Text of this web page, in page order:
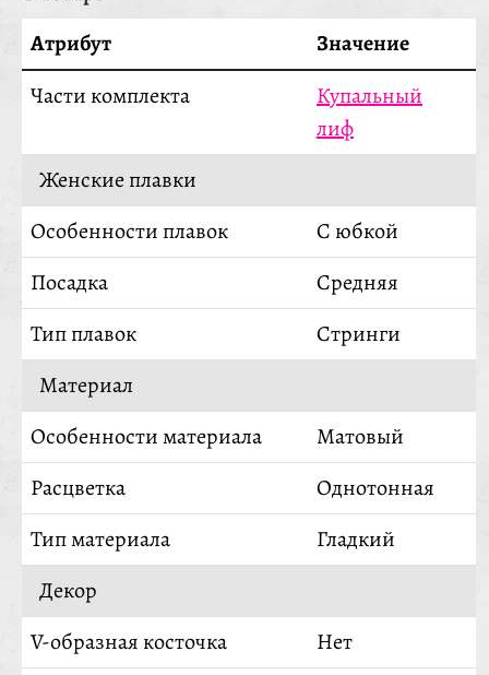
Атрибут
Значение
Части комплекта
Купальный
лиф
Женские плавки
Особенности плавок
С юбкой
Посадка
Средняя
Тип плавок
Стринги
Материал
Особенности материала
Матовый
Расцветка
Однотонная
Тип материала
Гладкий
Декор
V-образная косточка
Нет